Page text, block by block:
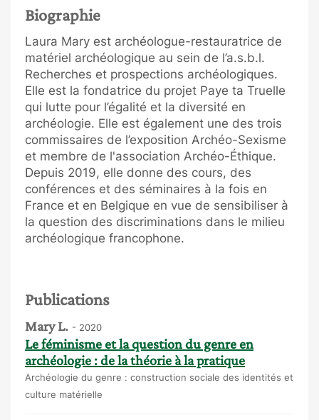
Biographie
Laura Mary est archéologue-restauratrice de
matériel archéologique au sein de l’a.s.b.l.
Recherches et prospections archéologiques.
Elle est la fondatrice du projet Paye ta Truelle
qui lutte pour l’égalité et la diversité en
archéologie. Elle est également une des trois
commissaires de l’exposition Archéo-Sexisme
et membre de l'association Archéo-Éthique.
Depuis 2019, elle donne des cours, des
conférences et des séminaires à la fois en
France et en Belgique en vue de sensibiliser à
la question des discriminations dans le milieu
archéologique francophone.
Publications
Mary L. - 2020
Le féminisme et la question du genre en
archéologie : de la théorie à la pratique
Archéologie du genre : construction sociale des identités et
culture matérielle